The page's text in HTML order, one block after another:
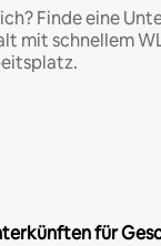
Finde eine
mit schnellem
für